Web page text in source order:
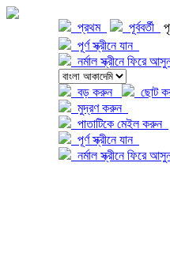
প্রথম পূর্ববর্তী
পূর্ণ স্ক্রীনে যান
নর্মাল স্ক্রীনে ফিরে
বড় করুন
ছোট
মুদ্রণ করুন
পাতাটিকে মেইল করুন
পূর্ণ স্ক্রীনে যান
নর্মাল স্ক্রীনে ফিরে